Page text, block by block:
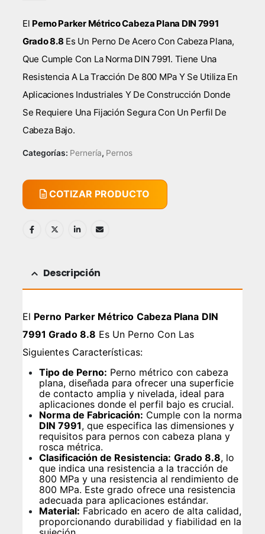
El Perno Parker Métrico Cabeza Plana DIN 7991
Grado 8.8 Es Un Perno De Acero Con Cabeza Plana,
Que Cumple Con La Norma DIN 7991. Tiene Una
Resistencia A La Tracción De 800 MPa Y Se Utiliza En
Aplicaciones Industriales Y De Construcción Donde
Se Requiere Una Fijación Segura Con Un Perfil De
Cabeza Bajo.
Categorías: Pernería, Pernos
COTIZAR PRODUCTO
Descripción
El Perno Parker Métrico Cabeza Plana DIN
7991 Grado 8.8 Es Un Perno Con Las
Siguientes Características:
Tipo de Perno: Perno métrico con cabeza
plana, diseñada para ofrecer una superficie
de contacto amplia y nivelada, ideal para
aplicaciones donde el perfil bajo es crucial.
Norma de Fabricación: Cumple con la norma
DIN 7991, que especifica las dimensiones y
requisitos para pernos con cabeza plana y
rosca métrica.
Clasificación de Resistencia: Grado 8.8, lo
que indica una resistencia a la tracción de
800 MPa y una resistencia al rendimiento de
800 MPa. Este grado ofrece una resistencia
adecuada para aplicaciones estándar.
Material: Fabricado en acero de alta calidad,
proporcionando durabilidad y fiabilidad en la